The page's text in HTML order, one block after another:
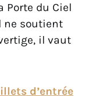
Porte du Ciel
ne soutient
il vaut
d’entrée